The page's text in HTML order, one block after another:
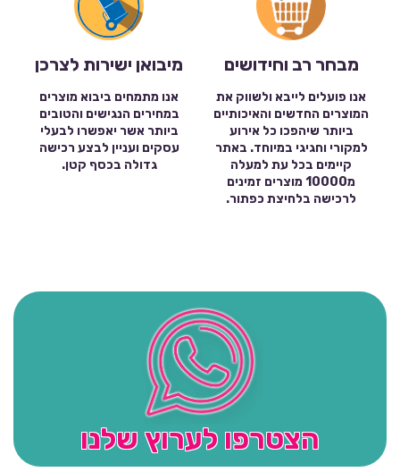
מבחר רב וחידושים
אנו פועלים לייבא ולשווק את
המוצרים החדשים והאיכותיים
ביותר שיהפכו כל אירוע
למקורי וחגיגי במיוחד. באתר
קיימים בכל עת למעלה
מ10000 מוצרים זמינים
לרכישה בלחיצת כפתור.
מיבואן ישירות לצרכן
אנו מתמחים ביבוא מוצרים
במחירים הנגישים והטובים
ביותר אשר יאפשרו לבעלי
עסקים ועניין לבצע רכישה
גדולה בכסף קטן.
הצטרפו לערוץ שלנו